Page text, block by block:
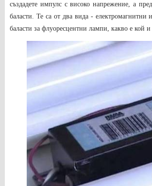
създадете импулс с високо напрежение, а
баласти. Те са от два вида - електромагнитни
баласти за флуоресцентни лампи, какво е кой и